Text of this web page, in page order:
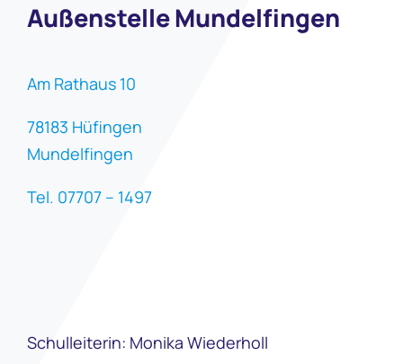
Außenstelle Mundelfingen
Am Rathaus 10
78183 Hüfingen
Mundelfingen
Tel. 07707 – 1497
Schulleiterin: Monika Wiederholl